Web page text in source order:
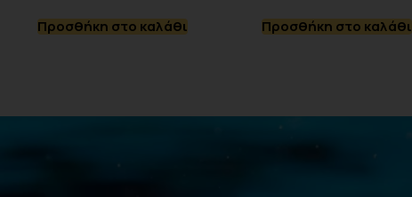
Προσθήκη στο καλάθι Προσθήκη στο καλάθι